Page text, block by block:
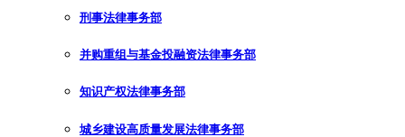
刑事法律事务部
并购重组与基金投融资法律事务部
知识产权法律事务部
城乡建设高质量发展法律事务部